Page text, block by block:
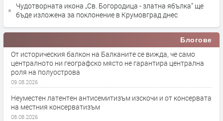
Чудотворната икона „Св. Богородица - златна ябълка” ще
бъде изложена за поклонение в Крумовград днес
Блогове
От историческия балкон на Балканите се вижда, че само
централното ни географско място не гарантира централна
роля на полуострова
09.08.2026
Неуместен латентен антисемитизъм изскочи и от консервата
на местния консерватизъм
08.08.2026